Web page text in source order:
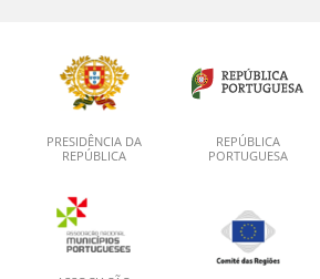
PRESIDÊNCIA DA
REPÚBLICA
REPÚBLICA
PORTUGUESA